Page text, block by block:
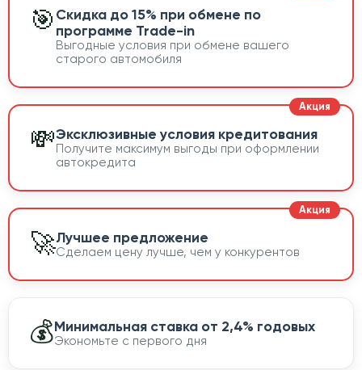
🎯 Скидка до 15% при обмене по
программе Trade-in
Выгодные условия при обмене вашего
старого автомобиля
💸Эксклюзивные условия кредитования
Получите максимум выгоды при оформлении
автокредита
🚀Лучшее предложение
Сделаем цену лучше, чем у конкурентов
💰Минимальная ставка от 2,4% годовых
Экономьте с первого дня